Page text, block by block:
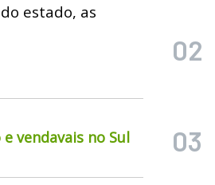
estado, as
vendavais no Sul